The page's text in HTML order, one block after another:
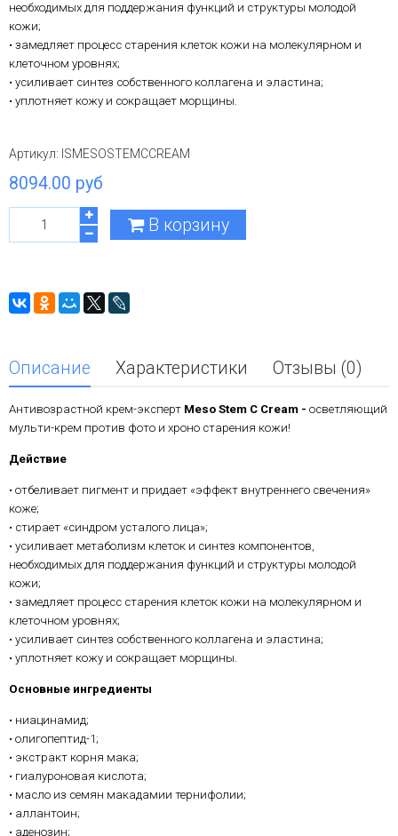
необходимых для поддержания функций и структуры молодой
кожи;
• замедляет процесс старения клеток кожи на молекулярном и
клеточном уровнях;
• усиливает синтез собственного коллагена и эластина;
• уплотняет кожу и сокращает морщины.
Артикул: ISMESOSTEMCCREAM
8094.00 руб
В корзину
Описание Характеристики Отзывы (0)
Антивозрастной крем-эксперт Meso Stem C Cream - осветляющий
мульти-крем против фото и хроно старения кожи!
Действие
• отбеливает пигмент и придает «эффект внутреннего свечения»
коже;
• стирает «синдром усталого лица»;
• усиливает метаболизм клеток и синтез компонентов,
необходимых для поддержания функций и структуры молодой
кожи;
• замедляет процесс старения клеток кожи на молекулярном и
клеточном уровнях;
• усиливает синтез собственного коллагена и эластина;
• уплотняет кожу и сокращает морщины.
Основные ингредиенты
• ниацинамид;
• олигопептид-1;
• экстракт корня мака;
• гиалуроновая кислота;
• масло из семян макадамии тернифолии;
• аллантоин;
• аденозин;